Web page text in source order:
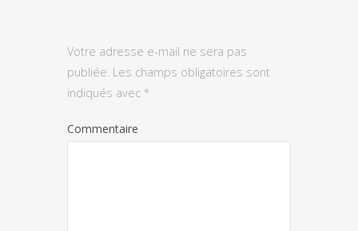
Votre adresse e-mail ne sera pas
publiée. Les champs obligatoires sont
indiqués avec *
Commentaire